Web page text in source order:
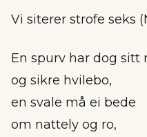
Vi siterer strofe seks
En spurv har dog sitt
og sikre hvilebo,
en svale må ei bede
om nattely og ro,